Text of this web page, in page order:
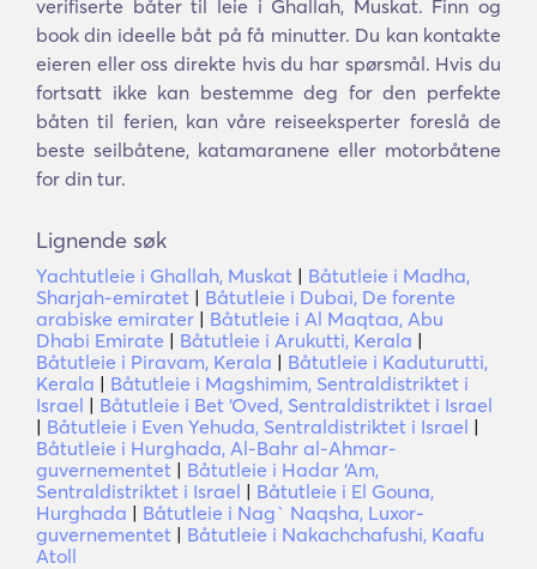
verifiserte båter til leie i Ghallah, Muskat. Finn og
book din ideelle båt på få minutter. Du kan kontakte
eieren eller oss direkte hvis du har spørsmål. Hvis du
fortsatt ikke kan bestemme deg for den perfekte
båten til ferien, kan våre reiseeksperter foreslå de
beste seilbåtene, katamaranene eller motorbåtene
for din tur.
Lignende søk
Yachtutleie i Ghallah, Muskat | Båtutleie i Madha,
Sharjah-emiratet | Båtutleie i Dubai, De forente
arabiske emirater | Båtutleie i Al Maqtaa, Abu
Dhabi Emirate | Båtutleie i Arukutti, Kerala |
Båtutleie i Piravam, Kerala | Båtutleie i Kaduturutti,
Kerala | Båtutleie i Magshimim, Sentraldistriktet i
Israel | Båtutleie i Bet ‘Oved, Sentraldistriktet i Israel
| Båtutleie i Even Yehuda, Sentraldistriktet i Israel |
Båtutleie i Hurghada, Al-Bahr al-Ahmar-
guvernementet | Båtutleie i Hadar ‘Am,
Sentraldistriktet i Israel | Båtutleie i El Gouna,
Hurghada | Båtutleie i Nag` Naqsha, Luxor-
guvernementet | Båtutleie i Nakachchafushi, Kaafu
Atoll